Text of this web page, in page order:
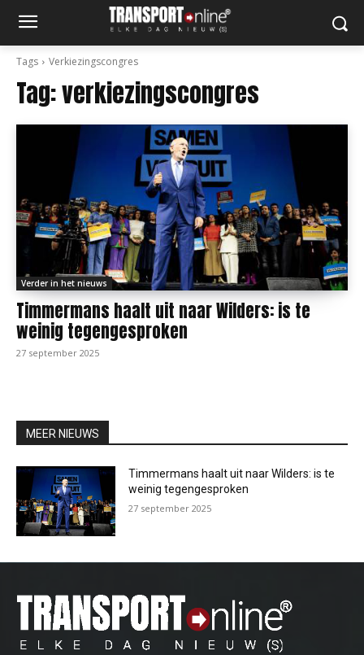
Tags Verkiezingscongres
Tag:verkiezingscongres
Verder in het nieuws
Timmermans haalt uit naar Wilders: is te
weinig tegengesproken
27 september 2025
MEER NIEUWS
Timmermans haalt uit naar Wilders: is te
weinig tegengesproken
27 september 2025